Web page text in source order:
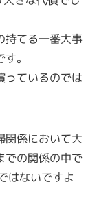
持てる一番大事
。
っているのでは
関係において大
での関係の中で
はないですよ